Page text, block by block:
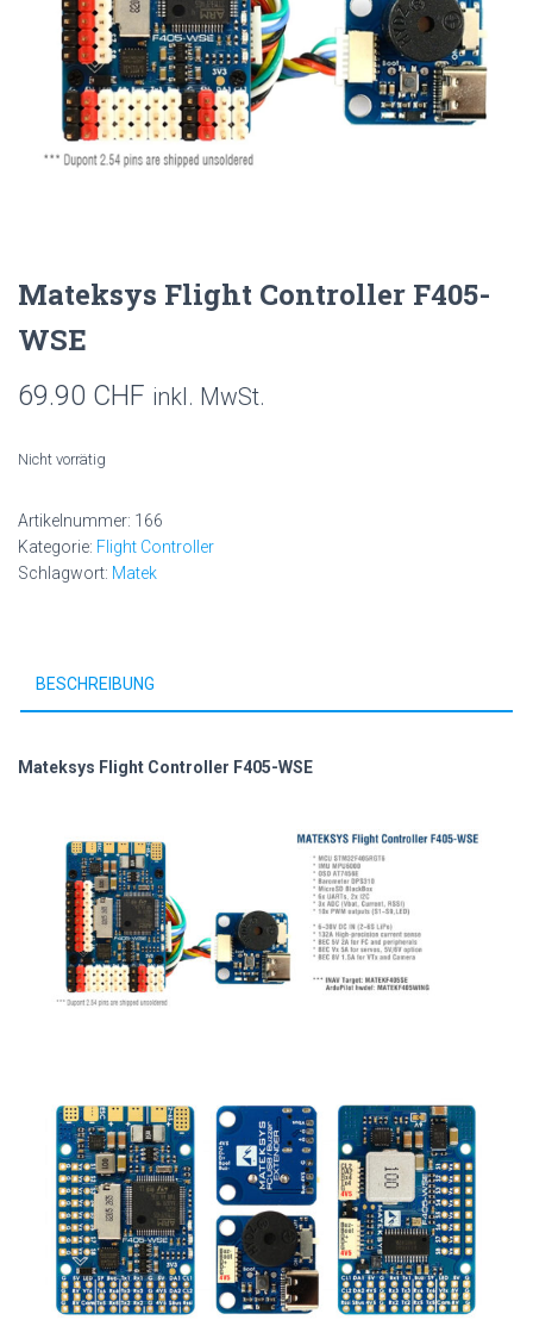
Mateksys Flight Controller F405-
WSE
69.90 CHF inkl. MwSt.
Nicht vorrätig
Artikelnummer: 166
Kategorie: Flight Controller
Schlagwort: Matek
BESCHREIBUNG
Mateksys Flight Controller F405-WSE